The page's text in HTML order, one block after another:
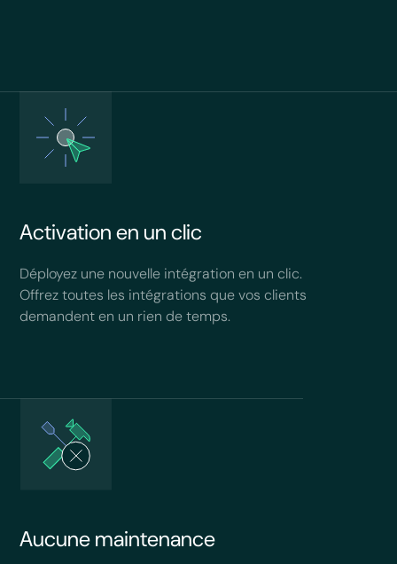
Activation en un clic
Déployez une nouvelle intégration en un clic.
Offrez toutes les intégrations que vos clients
demandent en un rien de temps.
Aucune maintenance